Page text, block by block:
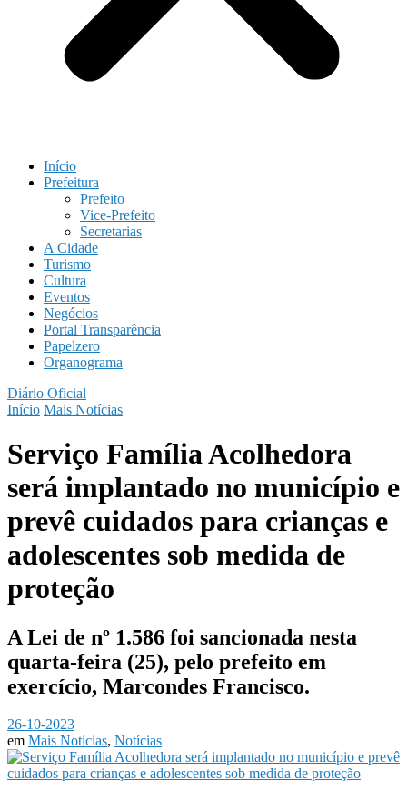
Início
Prefeitura
Prefeito
Vice-Prefeito
Secretarias
A Cidade
Turismo
Cultura
Eventos
Negócios
Portal Transparência
Papelzero
Organograma
Diário Oficial
Início Mais Notícias
Serviço Família Acolhedora
será implantado no município e
prevê cuidados para crianças e
adolescentes sob medida de
proteção
A Lei de nº 1.586 foi sancionada nesta
quarta-feira (25), pelo prefeito em
exercício, Marcondes Francisco.
26-10-2023
em Mais Notícias, Notícias